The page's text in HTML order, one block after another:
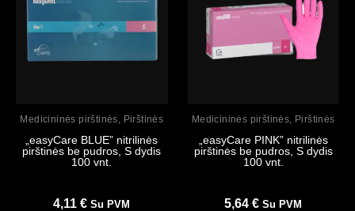
Medicininės pirštinės, Pirštinės
„easyCare BLUE” nitrilinės
pirštinės be pudros, S dydis
100 vnt.
4,11€ Su PVM
Medicininės pirštinės, Pirštinės
„easyCare PINK” nitrilinės
pirštinės be pudros, S dydis
100 vnt.
5,64€ Su PVM